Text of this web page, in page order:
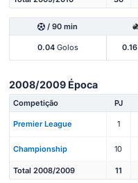
/ 90 min
0.04Golos 0.16
2008/2009 Época
Competição PJ
Premier League 1
Championship 10
Total 2008/2009 11